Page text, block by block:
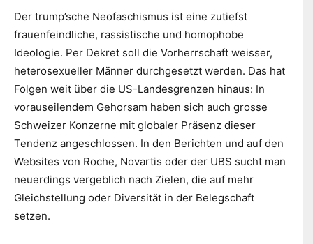
Der trump’sche Neofaschismus ist eine zutiefst
frauenfeindliche, rassistische und homophobe
Ideologie. Per Dekret soll die Vorherrschaft weisser,
heterosexueller Männer durchgesetzt werden. Das hat
Folgen weit über die US-Landesgrenzen hinaus: In
vorauseilendem Gehorsam haben sich auch grosse
Schweizer Konzerne mit globaler Präsenz dieser
Tendenz angeschlossen. In den Berichten und auf den
Websites von Roche, Novartis oder der UBS sucht man
neuerdings vergeblich nach Zielen, die auf mehr
Gleichstellung oder Diversität in der Belegschaft
setzen.